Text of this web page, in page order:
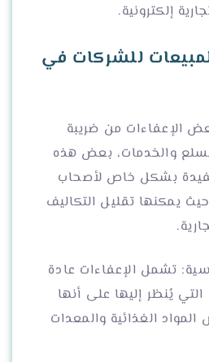
إلكترونية.
للشركات في
الإعفاءات من ضريبة
والخدمات، بعض هذه
بشكل خاص لأصحاب
يمكنها تقليل التكاليف
تشمل الإعفاءات عادة
يُنظر إليها على أنها
الغذائية والمعدات